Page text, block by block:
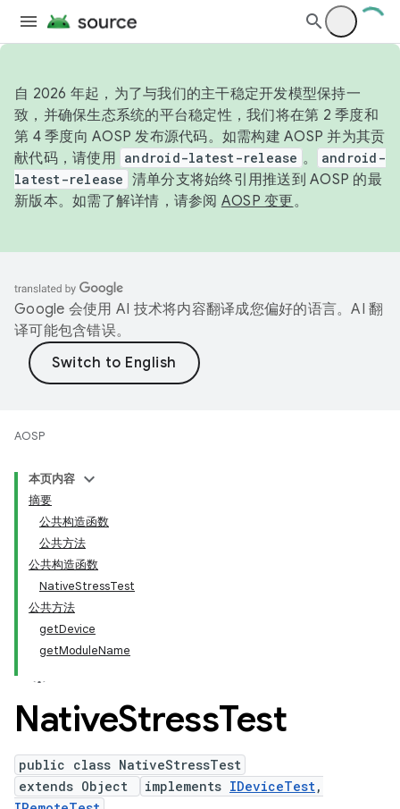
自 2026 年起，为了与我们的主干稳定开发模型保持一
致，并确保生态系统的平台稳定性，我们将在第 2 季度和
第 4 季度向 AOSP 发布源代码。如需构建 AOSP 并为其贡
献代码，请使用 android-latest-release 。
android-
latest-release 清单分支将始终引用推送到 AOSP 的最
新版本。如需了解详情，请参阅 AOSP 变更。
Google 会使用 AI 技术将内容翻译成您偏好的语言。AI 翻
译可能包含错误。
AOSP
本页内容
摘要
公共构造函数
公共方法
公共构造函数
NativeStressTest
公共方法
getDevice
getModuleName
NativeStressTest
public class NativeStressTest
extends Object
implements IDeviceTest,